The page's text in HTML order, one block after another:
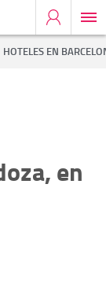
HOTELES EN
en